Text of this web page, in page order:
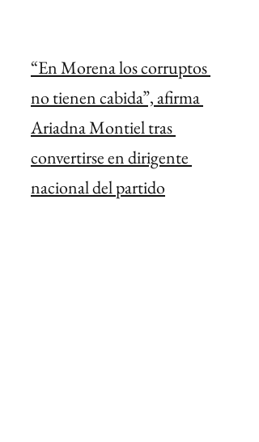
“En Morena los corruptos
no tienen cabida”, afirma
Ariadna Montiel tras
convertirse en dirigente
nacional del partido